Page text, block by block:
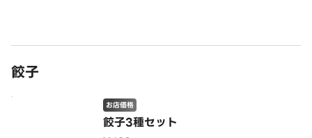
餃子
餃子3種セット
お店価格